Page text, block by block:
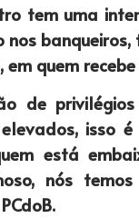
tem uma
nos
quem
de
isso
está
nós